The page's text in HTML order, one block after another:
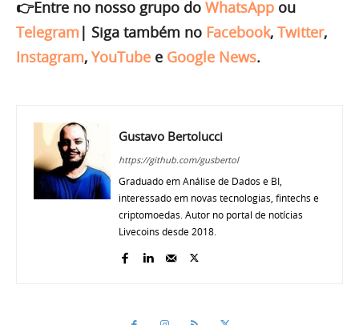
👉Entre no nosso grupo do WhatsApp ou
Telegram | Siga também no Facebook, Twitter,
Instagram, YouTube e Google News.
Gustavo Bertolucci
https://github.com/gusbertol
Graduado em Análise de Dados e BI,
interessado em novas tecnologias, fintechs e
criptomoedas. Autor no portal de notícias
Livecoins desde 2018.